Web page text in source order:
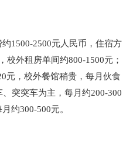
1500-2500元人民币，住宿方
校外租房单间约800-1500元；
元，校外餐馆稍贵，每月伙食
突突车为主，每月约200-300
约300-500元。